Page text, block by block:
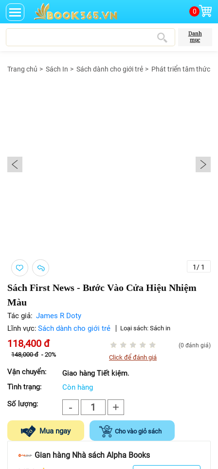
0
Danh
mục
Trang chủ> Sách In> Sách dành cho giới trẻ> Phát triển tâm thức
1 / 1
Sách First News - Bước Vào Cửa Hiệu Nhiệm
Màu
Tác giả: James R Doty
Lĩnh vực: Sách dành cho giới trẻ Loại sách: Sách in
118,400 đ
148,000 đ - 20%
(0 đánh giá)
Click để đánh giá
Vận chuyển:
Giao hàng Tiết kiệm.
Tình trạng:
Còn hàng
Số lượng:
- 1 +
Mua ngay Cho vào giỏ sách
Gian hàng Nhà sách Alpha Books